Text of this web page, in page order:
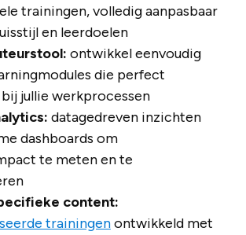
trainingen, volledig aanpasbaar
en leerdoelen
ontwikkel eenvoudig
die perfect
jullie werkprocessen
datagedreven inzichten
dashboards om
te meten en te
content:
trainingenontwikkeld met